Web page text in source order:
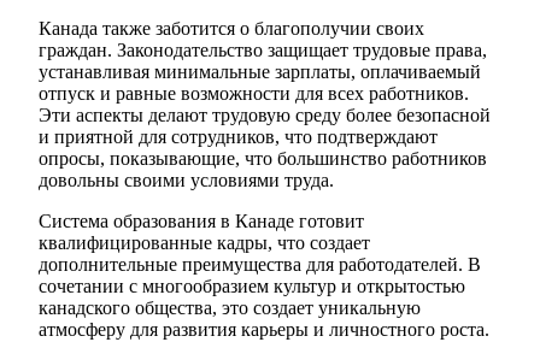
Канада также заботится о благополучии своих
граждан. Законодательство защищает трудовые права,
устанавливая минимальные зарплаты, оплачиваемый
отпуск и равные возможности для всех работников.
Эти аспекты делают трудовую среду более безопасной
и приятной для сотрудников, что подтверждают
опросы, показывающие, что большинство работников
довольны своими условиями труда.
Система образования в Канаде готовит
квалифицированные кадры, что создает
дополнительные преимущества для работодателей. В
сочетании с многообразием культур и открытостью
канадского общества, это создает уникальную
атмосферу для развития карьеры и личностного роста.